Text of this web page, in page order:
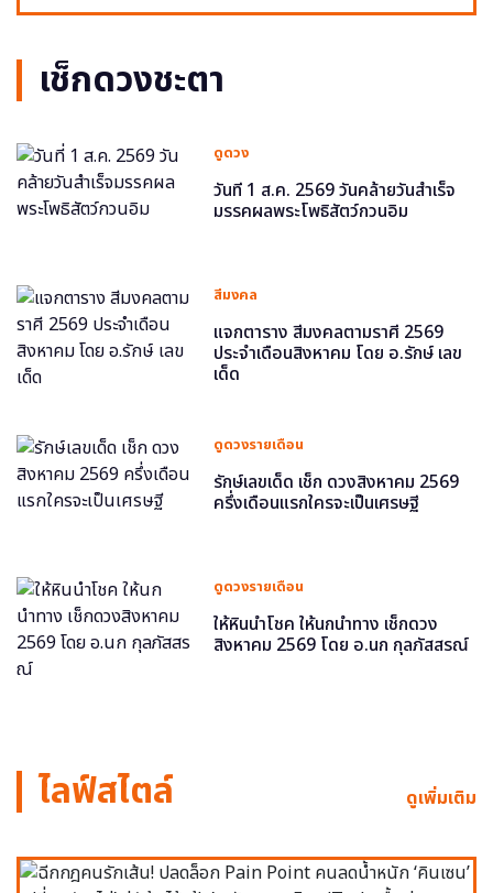
เช็กดวงชะตา
ดูดวง
วันที่ 1 ส.ค. 2569 วันคล้ายวันสำเร็จ
มรรคผลพระโพธิสัตว์กวนอิม
สีมงคล
แจกตาราง สีมงคลตามราศี 2569
ประจำเดือนสิงหาคม โดย อ.รักษ์ เลข
เด็ด
ดูดวงรายเดือน
รักษ์เลขเด็ด เช็ก ดวงสิงหาคม 2569
ครึ่งเดือนแรกใครจะเป็นเศรษฐี
ดูดวงรายเดือน
ให้หินนำโชค ให้นกนำทาง เช็กดวง
สิงหาคม 2569 โดย อ.นก กุลภัสสรณ์
ไลฟ์สไตล์ ดูเพิ่มเติม